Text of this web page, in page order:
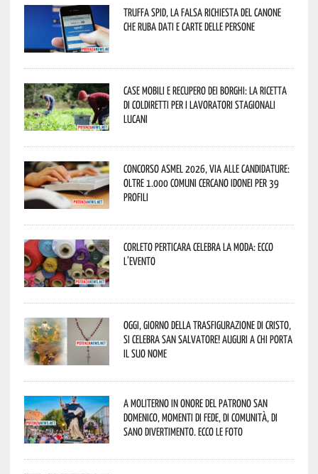
Truffa Spid, la falsa richiesta del canone
che ruba dati e carte delle persone
Case mobili e recupero dei borghi: la ricetta
di Coldiretti per i lavoratori stagionali
lucani
Concorso Asmel 2026, via alle candidature:
oltre 1.000 Comuni cercano idonei per 39
profili
Corleto Perticara celebra la moda: ecco
l’evento
Oggi, giorno della Trasfigurazione di Cristo,
si celebra San Salvatore! Auguri a chi porta
il suo nome
A Moliterno in onore del Patrono San
Domenico, momenti di fede, di comunità, di
sano divertimento. Ecco le foto